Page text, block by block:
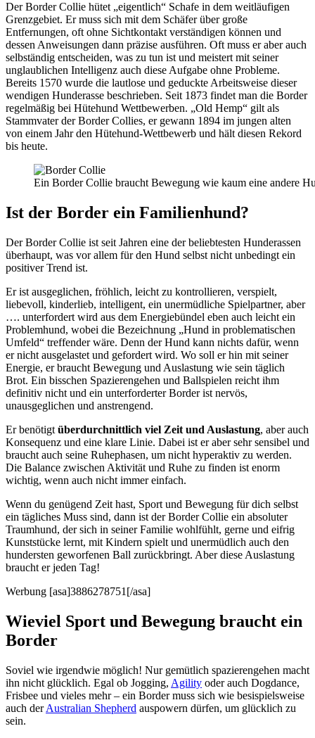
Der Border Collie hütet „eigentlich“ Schafe in dem weitläufigen
Grenzgebiet. Er muss sich mit dem Schäfer über große
Entfernungen, oft ohne Sichtkontakt verständigen können und
dessen Anweisungen dann präzise ausführen. Oft muss er aber auch
selbständig entscheiden, was zu tun ist und meistert mit seiner
unglaublichen Intelligenz auch diese Aufgabe ohne Probleme.
Bereits 1570 wurde die lautlose und geduckte Arbeitsweise dieser
wendigen Hunderasse beschrieben. Seit 1873 findet man die Border
regelmäßig bei Hütehund Wettbewerben. „Old Hemp“ gilt als
Stammvater der Border Collies, er gewann 1894 im jungen alten
von einem Jahr den Hütehund-Wettbewerb und hält diesen Rekord
bis heute.
Ein Border Collie braucht Bewegung wie kaum eine andere
Ist der Border ein Familienhund?
Der Border Collie ist seit Jahren eine der beliebtesten Hunderassen
überhaupt, was vor allem für den Hund selbst nicht unbedingt ein
positiver Trend ist.
Er ist ausgeglichen, fröhlich, leicht zu kontrollieren, verspielt,
liebevoll, kinderlieb, intelligent, ein unermüdliche Spielpartner, aber
…. unterfordert wird aus dem Energiebündel eben auch leicht ein
Problemhund, wobei die Bezeichnung „Hund in problematischen
Umfeld“ treffender wäre. Denn der Hund kann nichts dafür, wenn
er nicht ausgelastet und gefordert wird. Wo soll er hin mit seiner
Energie, er braucht Bewegung und Auslastung wie sein täglich
Brot. Ein bisschen Spazierengehen und Ballspielen reicht ihm
definitiv nicht und ein unterforderter Border ist nervös,
unausgeglichen und anstrengend.
Er benötigt überdurchnittlich viel Zeit und Auslastung, aber auch
Konsequenz und eine klare Linie. Dabei ist er aber sehr sensibel und
braucht auch seine Ruhephasen, um nicht hyperaktiv zu werden.
Die Balance zwischen Aktivität und Ruhe zu finden ist enorm
wichtig, wenn auch nicht immer einfach.
Wenn du genügend Zeit hast, Sport und Bewegung für dich selbst
ein tägliches Muss sind, dann ist der Border Collie ein absoluter
Traumhund, der sich in seiner Familie wohlfühlt, gerne und eifrig
Kunststücke lernt, mit Kindern spielt und unermüdlich auch den
hundersten geworfenen Ball zurückbringt. Aber diese Auslastung
braucht er jeden Tag!
Werbung [asa]3886278751[/asa]
Wieviel Sport und Bewegung braucht ein
Border
Soviel wie irgendwie möglich! Nur gemütlich spazierengehen macht
ihn nicht glücklich. Egal ob Jogging, Agility oder auch Dogdance,
Frisbee und vieles mehr – ein Border muss sich wie besispielsweise
auch derAustralian Shepherd auspowern dürfen, um glücklich zu
sein.